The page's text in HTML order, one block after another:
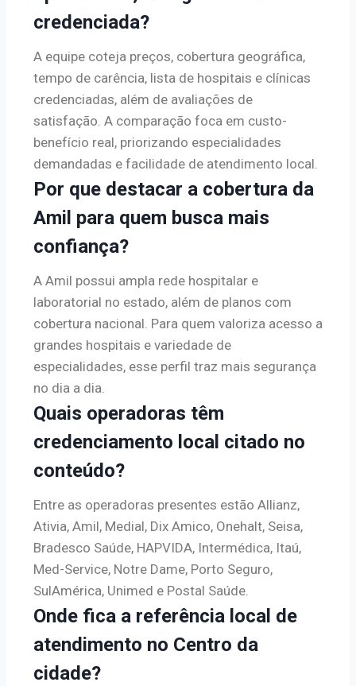
credenciada?
A equipe coteja preços, cobertura geográfica,
tempo de carência, lista de hospitais e clínicas
credenciadas, além de avaliações de
satisfação. A comparação foca em custo-
benefício real, priorizando especialidades
demandadas e facilidade de atendimento local.
Por que destacar a cobertura da
Amil para quem busca mais
confiança?
A Amil possui ampla rede hospitalar e
laboratorial no estado, além de planos com
cobertura nacional. Para quem valoriza acesso a
grandes hospitais e variedade de
especialidades, esse perfil traz mais segurança
no dia a dia.
Quais operadoras têm
credenciamento local citado no
conteúdo?
Entre as operadoras presentes estão Allianz,
Ativia, Amil, Medial, Dix Amico, Onehalt, Seisa,
Bradesco Saúde, HAPVIDA, Intermédica, Itaú,
Med-Service, Notre Dame, Porto Seguro,
SulAmérica, Unimed e Postal Saúde.
Onde fica a referência local de
atendimento no Centro da
cidade?